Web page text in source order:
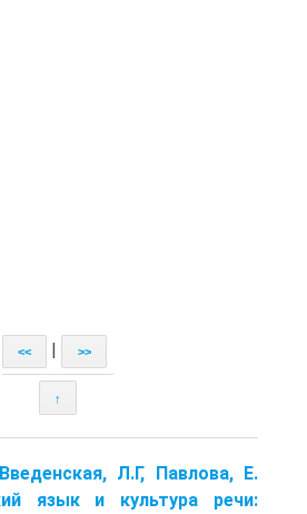
<< >>
↑
Л.Г, Павлова, Е.
язык и культура речи: